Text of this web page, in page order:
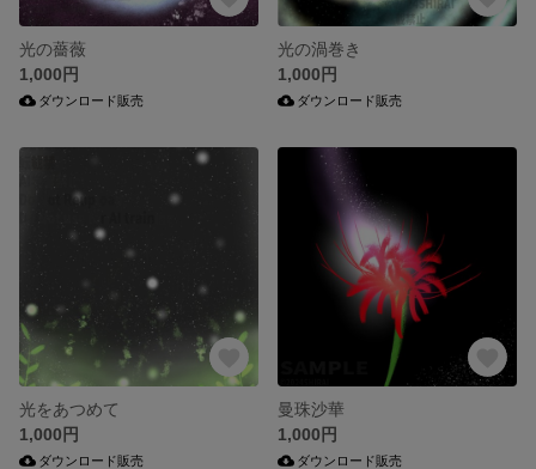
光の薔薇
1,000円
ダウンロード販売
光の渦巻き
1,000円
ダウンロード販売
光をあつめて
1,000円
ダウンロード販売
曼珠沙華
1,000円
ダウンロード販売